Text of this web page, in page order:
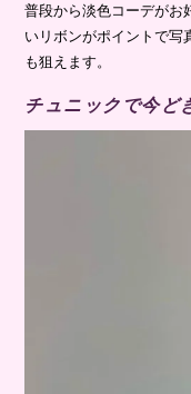
普段から淡色コーデが
いリボンがポイントで写
も狙えます。
チュニックで今ど